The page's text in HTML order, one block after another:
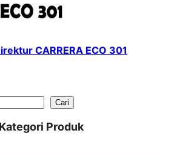
CARRERA ECO 301
Cari
Kategori Produk